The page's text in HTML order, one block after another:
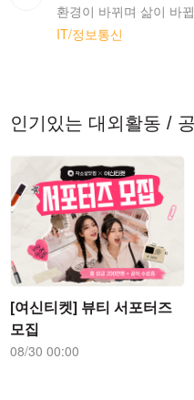
IT/정보통신
인기있는 대외활동 /
[여신티켓] 뷰티 서포터즈
모집
08/30 00:00